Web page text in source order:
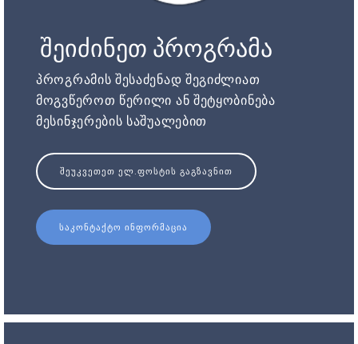
შეიძინეთ პროგრამა
პროგრამის შესაძენად შეგიძლიათ
მოგვწეროთ წერილი ან შეტყობინება
მესინჯერების საშუალებით
ᲨᲔᲣᲙᲕᲔᲗᲔᲗ ᲔᲚ.ᲤᲝᲡᲢᲘᲡ ᲒᲐᲒᲖᲐᲕᲜᲘᲗ
ᲡᲐᲙᲝᲜᲢᲐᲥᲢᲝ ᲘᲜᲤᲝᲠᲛᲐᲪᲘᲐ